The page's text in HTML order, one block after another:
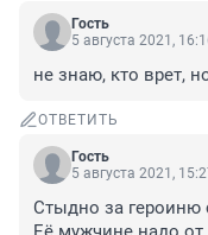
Гость
5 августа 2021,
не знаю, кто врет,
ОТВЕТИТЬ
Гость
5 августа 2021,
Стыдно за героиню